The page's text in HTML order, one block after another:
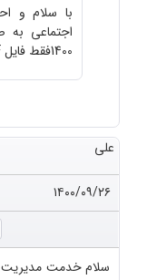
با سلام و
اجتماعی به
1400فقط فایل PDF این مجله به فروش خواهد رسید.
علی
۱۴۰۰/۰۹/۲۶
سلام خدمت مدیریت